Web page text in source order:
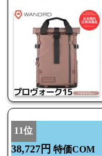
11位
38,727円 特価COM